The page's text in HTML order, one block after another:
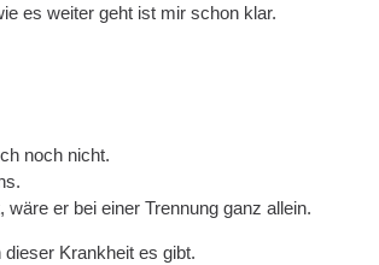
es weiter geht ist mir schon klar.
noch nicht.
er bei einer Trennung ganz allein.
Krankheit es gibt.